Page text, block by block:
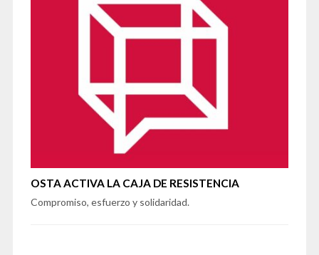
OSTA ACTIVA LA CAJA DE RESISTENCIA
Compromiso, esfuerzo y solidaridad.